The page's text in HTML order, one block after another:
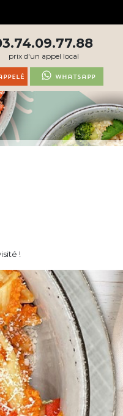
prix d'un appel local
Whatsapp
!